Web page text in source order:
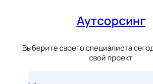
Аутсорсинг
Выберите своего специалиста
свой проект